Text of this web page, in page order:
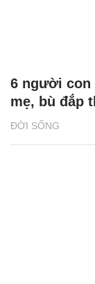
ĐỜI SỐNG
6 người con
mẹ, bù đắp